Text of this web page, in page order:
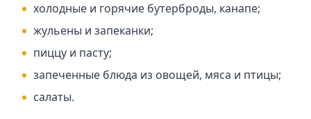
холодные и горячие бутерброды, канапе;
жульены и запеканки;
пиццу и пасту;
запеченные блюда из овощей, мяса и птицы;
салаты.